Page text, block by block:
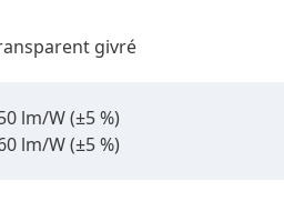
givré
lm/W (±5 %)
lm/W (±5 %)